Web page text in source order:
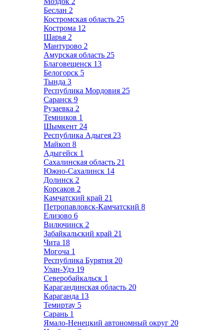
Беслан 2
Костромская область 25
Кострома 12
Шарья 2
Мантурово 2
Амурская область 25
Благовещенск 13
Белогорск 5
Тында 3
Республика Мордовия 25
Саранск 9
Рузаевка 2
Темников 1
Шымкент 24
Республика Адыгея 23
Майкоп 8
Адыгейск 1
Сахалинская область 21
Южно-Сахалинск 14
Долинск 2
Корсаков 2
Камчатский край 21
Петропавловск-Камчатский 8
Елизово 6
Вилючинск 2
Забайкальский край 21
Чита 18
Могоча 1
Республика Бурятия 20
Улан-Удэ 19
Северобайкальск 1
Карагандинская область 20
Караганда 13
Темиртау 5
Сарань 1
Ямало-Ненецкий автономный округ 20